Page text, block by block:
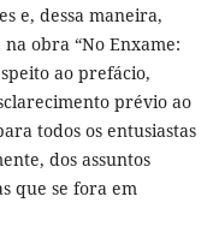
e, dessa maneira,
obra “No Enxame:
ao prefácio,
prévio ao
todos os entusiastas
dos assuntos
que se fora em